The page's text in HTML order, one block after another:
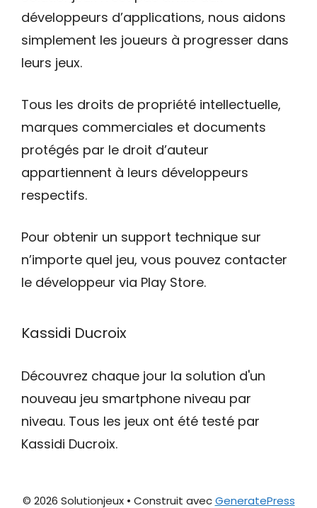
développeurs d’applications, nous aidons
simplement les joueurs à progresser dans
leurs jeux.
Tous les droits de propriété intellectuelle,
marques commerciales et documents
protégés par le droit d’auteur
appartiennent à leurs développeurs
respectifs.
Pour obtenir un support technique sur
n’importe quel jeu, vous pouvez contacter
le développeur via Play Store.
Kassidi Ducroix
Découvrez chaque jour la solution d'un
nouveau jeu smartphone niveau par
niveau. Tous les jeux ont été testé par
Kassidi Ducroix.
© 2026 Solutionjeux• Construit avecGeneratePress